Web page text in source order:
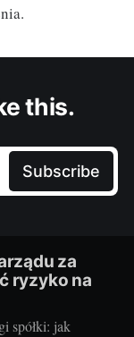
this.
Subscribe
za
ryzyko na
spółki: jak